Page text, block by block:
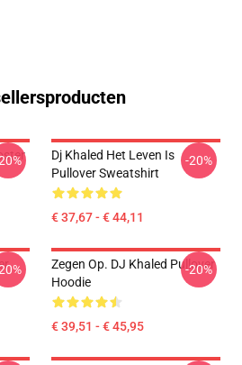
Dj Khaled Het Leven Is
Pullover Sweatshirt
€ 37,67 - € 44,11
-20%
Zegen Op. DJ Khaled Pullover
Hoodie
€ 39,51 - € 45,95
-20%